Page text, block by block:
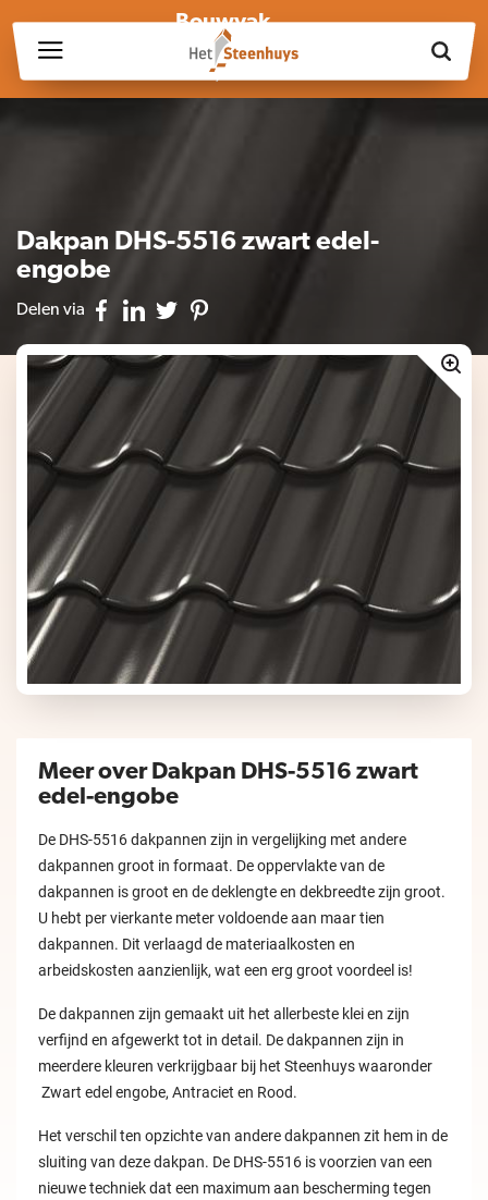
Bouwvak
Wij zijn wegens de bouwvak gesloten op vrijdag 17 juli en in
week 30, 31 en 32.
Dakpan DHS-5516 zwart edel-
engobe
Delen via
Meer over Dakpan DHS-5516 zwart
edel-engobe
De DHS-5516 dakpannen zijn in vergelijking met andere
dakpannen groot in formaat. De oppervlakte van de
dakpannen is groot en de deklengte en dekbreedte zijn groot.
U hebt per vierkante meter voldoende aan maar tien
dakpannen. Dit verlaagd de materiaalkosten en
arbeidskosten aanzienlijk, wat een erg groot voordeel is!
De dakpannen zijn gemaakt uit het allerbeste klei en zijn
verfijnd en afgewerkt tot in detail. De dakpannen zijn in
meerdere kleuren verkrijgbaar bij het Steenhuys waaronder
Zwart edel engobe, Antraciet en Rood.
Het verschil ten opzichte van andere dakpannen zit hem in de
sluiting van deze dakpan. De DHS-5516 is voorzien van een
nieuwe techniek dat een maximum aan bescherming tegen